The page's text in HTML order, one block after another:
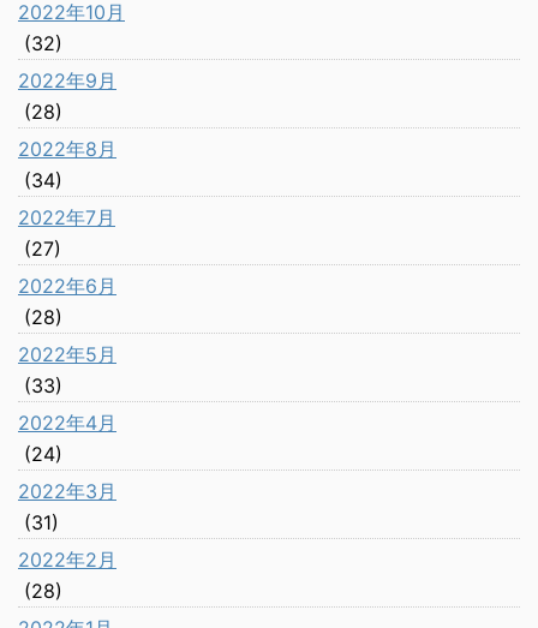
2022年10月
(32)
2022年9月
(28)
2022年8月
(34)
2022年7月
(27)
2022年6月
(28)
2022年5月
(33)
2022年4月
(24)
2022年3月
(31)
2022年2月
(28)